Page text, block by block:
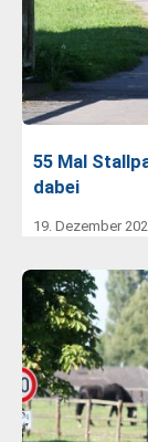
55 Mal
dabei
19. Dezember